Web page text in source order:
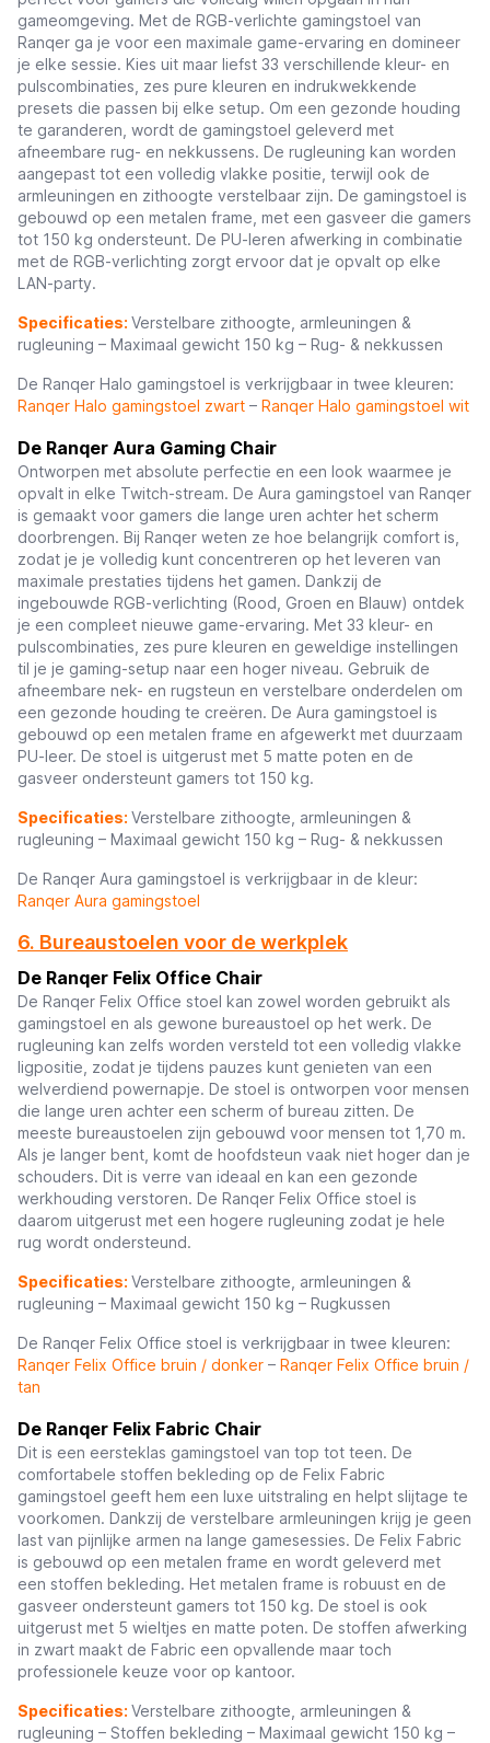
gameomgeving. Met de RGB-verlichte gamingstoel van
Ranqer ga je voor een maximale game-ervaring en domineer
je elke sessie. Kies uit maar liefst 33 verschillende kleur- en
pulscombinaties, zes pure kleuren en indrukwekkende
presets die passen bij elke setup. Om een gezonde houding
te garanderen, wordt de gamingstoel geleverd met
afneembare rug- en nekkussens. De rugleuning kan worden
aangepast tot een volledig vlakke positie, terwijl ook de
armleuningen en zithoogte verstelbaar zijn. De gamingstoel is
gebouwd op een metalen frame, met een gasveer die gamers
tot 150 kg ondersteunt. De PU-leren afwerking in combinatie
met de RGB-verlichting zorgt ervoor dat je opvalt op elke
LAN-party.
Specificaties: Verstelbare zithoogte, armleuningen &
rugleuning – Maximaal gewicht 150 kg – Rug- & nekkussen
De Ranqer Halo gamingstoel is verkrijgbaar in twee kleuren:
Ranqer Halo gamingstoel zwart – Ranqer Halo gamingstoel wit
De Ranqer Aura Gaming Chair
Ontworpen met absolute perfectie en een look waarmee je
opvalt in elke Twitch-stream. De Aura gamingstoel van Ranqer
is gemaakt voor gamers die lange uren achter het scherm
doorbrengen. Bij Ranqer weten ze hoe belangrijk comfort is,
zodat je je volledig kunt concentreren op het leveren van
maximale prestaties tijdens het gamen. Dankzij de
ingebouwde RGB-verlichting (Rood, Groen en Blauw) ontdek
je een compleet nieuwe game-ervaring. Met 33 kleur- en
pulscombinaties, zes pure kleuren en geweldige instellingen
til je je gaming-setup naar een hoger niveau. Gebruik de
afneembare nek- en rugsteun en verstelbare onderdelen om
een gezonde houding te creëren. De Aura gamingstoel is
gebouwd op een metalen frame en afgewerkt met duurzaam
PU-leer. De stoel is uitgerust met 5 matte poten en de
gasveer ondersteunt gamers tot 150 kg.
Specificaties: Verstelbare zithoogte, armleuningen &
rugleuning – Maximaal gewicht 150 kg – Rug- & nekkussen
De Ranqer Aura gamingstoel is verkrijgbaar in de kleur:
Ranqer Aura gamingstoel
6. Bureaustoelen voor de werkplek
De Ranqer Felix Office Chair
De Ranqer Felix Office stoel kan zowel worden gebruikt als
gamingstoel en als gewone bureaustoel op het werk. De
rugleuning kan zelfs worden versteld tot een volledig vlakke
ligpositie, zodat je tijdens pauzes kunt genieten van een
welverdiend powernapje. De stoel is ontworpen voor mensen
die lange uren achter een scherm of bureau zitten. De
meeste bureaustoelen zijn gebouwd voor mensen tot 1,70 m.
Als je langer bent, komt de hoofdsteun vaak niet hoger dan je
schouders. Dit is verre van ideaal en kan een gezonde
werkhouding verstoren. De Ranqer Felix Office stoel is
daarom uitgerust met een hogere rugleuning zodat je hele
rug wordt ondersteund.
Specificaties: Verstelbare zithoogte, armleuningen &
rugleuning – Maximaal gewicht 150 kg – Rugkussen
De Ranqer Felix Office stoel is verkrijgbaar in twee kleuren:
Ranqer Felix Office bruin / donker – Ranqer Felix Office bruin /
tan
De Ranqer Felix Fabric Chair
Dit is een eersteklas gamingstoel van top tot teen. De
comfortabele stoffen bekleding op de Felix Fabric
gamingstoel geeft hem een luxe uitstraling en helpt slijtage te
voorkomen. Dankzij de verstelbare armleuningen krijg je geen
last van pijnlijke armen na lange gamesessies. De Felix Fabric
is gebouwd op een metalen frame en wordt geleverd met
een stoffen bekleding. Het metalen frame is robuust en de
gasveer ondersteunt gamers tot 150 kg. De stoel is ook
uitgerust met 5 wieltjes en matte poten. De stoffen afwerking
in zwart maakt de Fabric een opvallende maar toch
professionele keuze voor op kantoor.
Specificaties: Verstelbare zithoogte, armleuningen &
rugleuning – Stoffen bekleding – Maximaal gewicht 150 kg –